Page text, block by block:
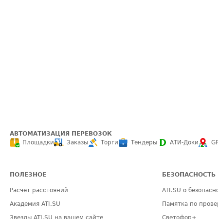
АВТОМАТИЗАЦИЯ ПЕРЕВОЗОК
Площадки
Заказы Торги Тендеры АТИ-Доки
ПОЛЕЗНОЕ
Расчет расстояний
Академия ATI.SU
Звезды ATI.SU на вашем сайте
БЕЗОПАСНОСТЬ
ATI.SU о
Памятка по
Светофор+